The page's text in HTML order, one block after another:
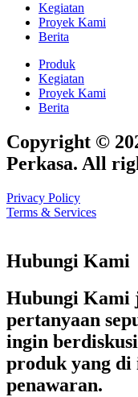
Kegiatan
Proyek Kami
Berita
Produk
Kegiatan
Proyek Kami
Berita
Copyright ©
Perkasa. All
Privacy Policy
Terms & Services
Hubungi Kami
Hubungi Kami
pertanyaan
ingin
produk yang di
penawaran.